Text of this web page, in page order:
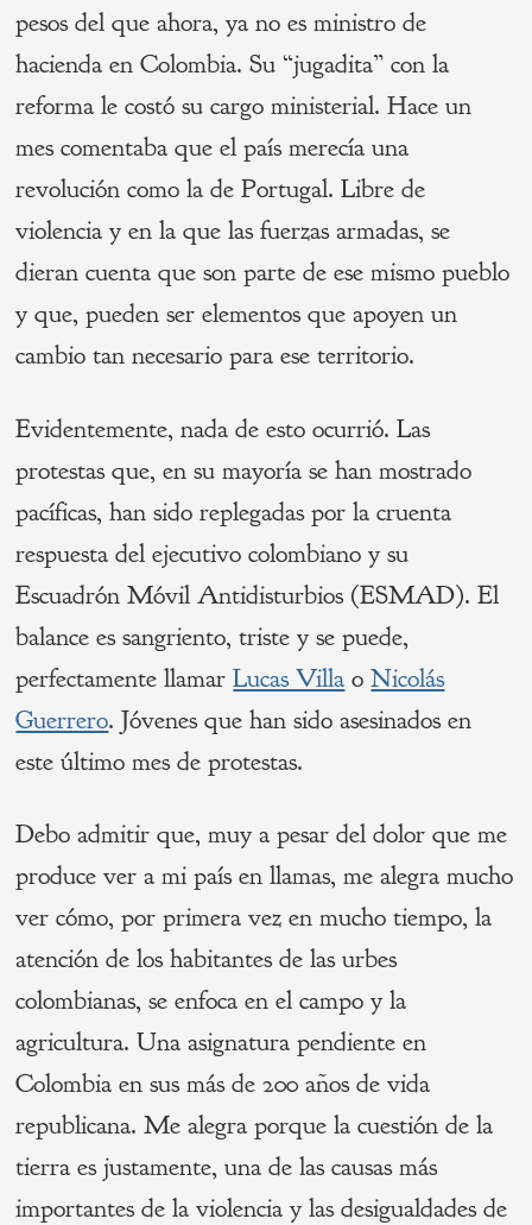
pesos del que ahora, ya no es ministro de
hacienda en Colombia. Su “jugadita” con la
reforma le costó su cargo ministerial. Hace un
mes comentaba que el país merecía una
revolución como la de Portugal. Libre de
violencia y en la que las fuerzas armadas, se
dieran cuenta que son parte de ese mismo pueblo
y que, pueden ser elementos que apoyen un
cambio tan necesario para ese territorio.
Evidentemente, nada de esto ocurrió. Las
protestas que, en su mayoría se han mostrado
pacíficas, han sido replegadas por la cruenta
respuesta del ejecutivo colombiano y su
Escuadrón Móvil Antidisturbios (ESMAD). El
balance es sangriento, triste y se puede,
perfectamente llamarLucas Villa oNicolás
Guerrero. Jóvenes que han sido asesinados en
este último mes de protestas.
Debo admitir que, muy a pesar del dolor que me
produce ver a mi país en llamas, me alegra mucho
ver cómo, por primera vez en mucho tiempo, la
atención de los habitantes de las urbes
colombianas, se enfoca en el campo y la
agricultura. Una asignatura pendiente en
Colombia en sus más de 200 años de vida
republicana. Me alegra porque la cuestión de la
tierra es justamente, una de las causas más
importantes de la violencia y las desigualdades de